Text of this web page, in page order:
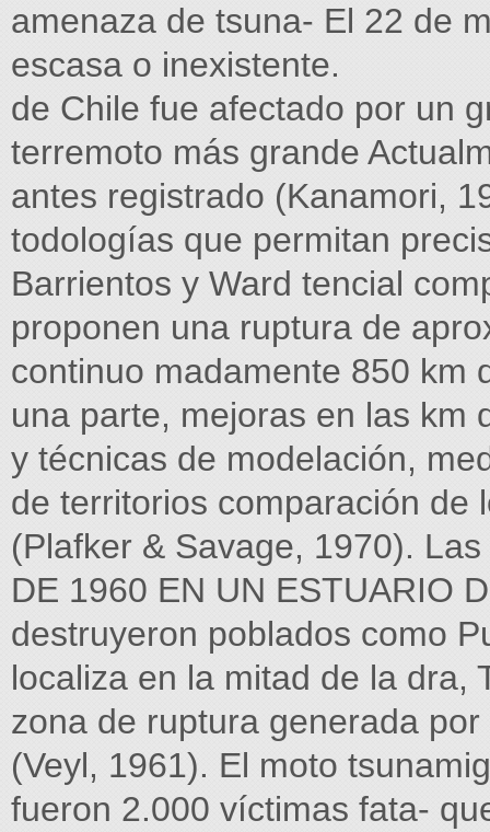
amenaza de tsuna- El 22 de
escasa o inexistente.
de Chile fue afectado por un
terremoto más grande
antes registrado (Kanamori,
todologías que permitan
Barrientos y Ward tencial
proponen una ruptura de
continuo madamente 850 km
una parte, mejoras en las km
y técnicas de modelación,
de territorios comparación de
(Plafker & Savage, 1970).
DE 1960 EN UN ESTUARIO
destruyeron poblados como
localiza en la mitad de la dra,
zona de ruptura generada
(Veyl, 1961). El moto
fueron 2.000 víctimas fata-